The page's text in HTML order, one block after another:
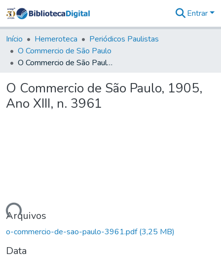
&
Coleções
Tudo na
Biblioteca
Estatísticas
Entrar
Início Hemeroteca
Periódicos Paulistas
O Commercio de São Paulo
O Commercio de São Paulo, 1905, Ano XIII, n. 3961
O Commercio de São Paulo, 1905,
Ano XIII, n. 3961
Arquivos
o-commercio-de-sao-paulo-3961.pdf(3,25 MB)
Data